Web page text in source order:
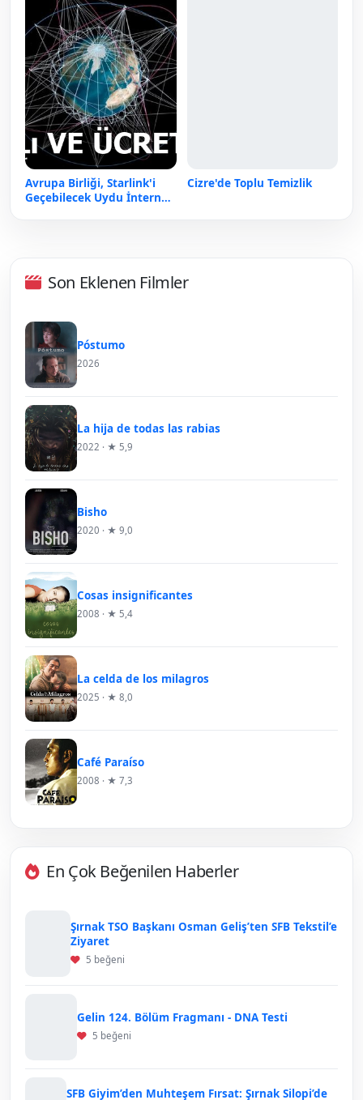
Avrupa Birliği, Starlink'i
Geçebilecek Uydu İnternet
Cizre'de Toplu Temizlik
Son Eklenen Filmler
Póstumo
2026
La hija de todas las rabias
2022 · ★ 5,9
Bisho
2020 · ★ 9,0
Cosas insignificantes
2008 · ★ 5,4
La celda de los milagros
2025 · ★ 8,0
Café Paraíso
2008 · ★ 7,3
En Çok Beğenilen Haberler
Şırnak TSO Başkanı Osman Geliş’ten SFB Tekstil’e
Ziyaret
5 beğeni
Gelin 124. Bölüm Fragmanı - DNA Testi
5 beğeni
SFB Giyim’den Muhteşem Fırsat: Şırnak Silopi’de